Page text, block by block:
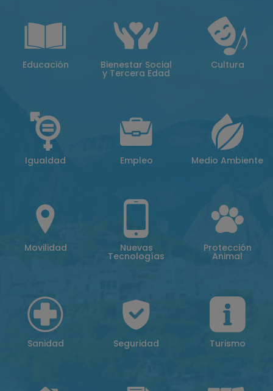
Educación Bienestar Social
y Tercera Edad
Cultura
Igualdad Empleo Medio Ambiente
Movilidad Nuevas
Tecnologías
Protección
Animal
Sanidad Seguridad Turismo